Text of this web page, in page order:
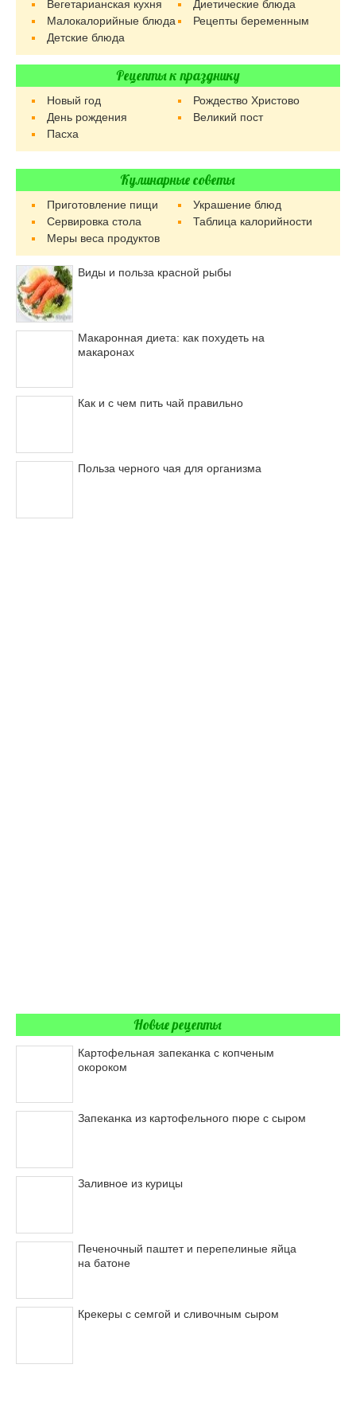
Вегетарианская кухня
Диетические блюда
Малокалорийные блюда
Рецепты беременным
Детские блюда
Рецепты к празднику
Новый год
Рождество Христово
День рождения
Великий пост
Пасха
Кулинарные советы
Приготовление пищи
Украшение блюд
Сервировка стола
Таблица калорийности
Меры веса продуктов
Виды и польза красной рыбы
Макаронная диета: как похудеть на
макаронах
Как и с чем пить чай правильно
Польза черного чая для организма
Новые рецепты
Картофельная запеканка с копченым
окороком
Запеканка из картофельного пюре с сыром
Заливное из курицы
Печеночный паштет и перепелиные яйца
на батоне
Крекеры с семгой и сливочным сыром